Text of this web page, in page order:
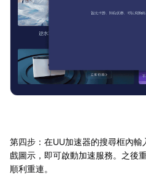
第四步：在UU加速器的搜尋框內
戲圖示，即可啟動加速服務。之後
順利重連。